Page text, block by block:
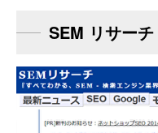
SEM リサーチ